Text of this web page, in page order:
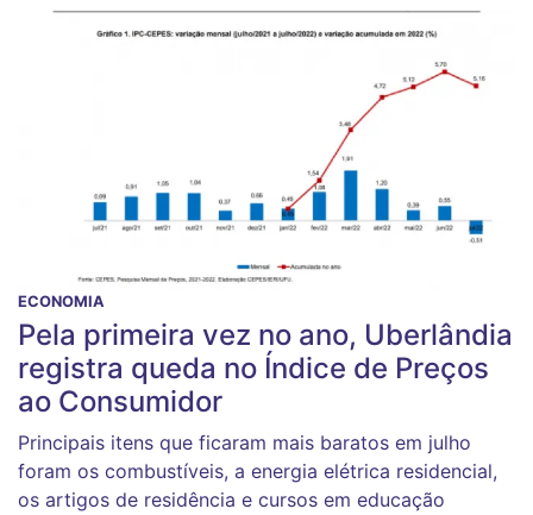
ECONOMIA
Pela primeira vez no ano, Uberlândia
registra queda no Índice de Preços
ao Consumidor
Principais itens que ficaram mais baratos em julho
foram os combustíveis, a energia elétrica residencial,
os artigos de residência e cursos em educação